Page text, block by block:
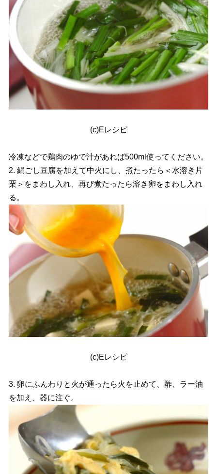
(c)Eレシピ
冷凍などで鶏肉のゆで汁があれば500ml使ってください。
2. 絹ごし豆腐を加えて中火にし、煮たったら＜水溶き片
栗＞をまわし入れ、再び煮たったら溶き卵をまわし入れ
る。
(c)Eレシピ
3. 卵にふんわりと火が通ったら火を止めて、酢、ラー油
を加え、器に注ぐ。